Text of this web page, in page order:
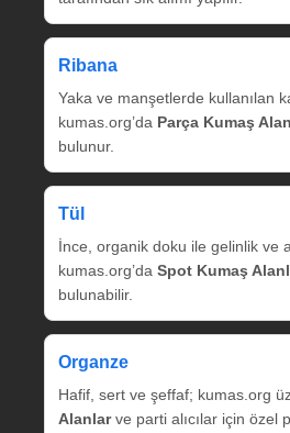
Ribana
Yaka ve manşetlerde kullanılan
kumas.org’da Parça Kumaş Alan
bulunur.
Tül
İnce, organik doku ile gelinlik ve
kumas.org’da Spot Kumaş
bulunabilir.
Organze
Hafif, sert ve şeffaf; kumas.org
Alanlarve parti alıcılar için özel